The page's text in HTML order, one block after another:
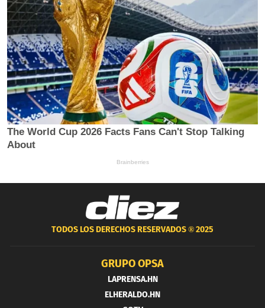
TODOS LOS DERECHOS RESERVADOS ®2025
GRUPO OPSA
LAPRENSA.HN
ELHERALDO.HN